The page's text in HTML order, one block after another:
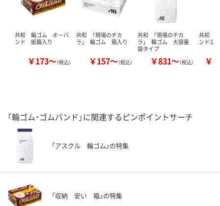
共和 輪ゴム オーバ
ンド 紙箱入り
￥173～（税込）
共和 「現場のチカ
ラ」 輪ゴム 箱入り
￥157～（税込）
共和 「現場のチカ
ラ」 輪ゴム 大容量
袋タイプ
￥831～（税込）
共和
ンド 袋
￥
「輪ゴム・ゴムバンド」に関連するピンポイントサーチ
「アスクル 輪ゴム」の特集
「収納 安い 箱」の特集